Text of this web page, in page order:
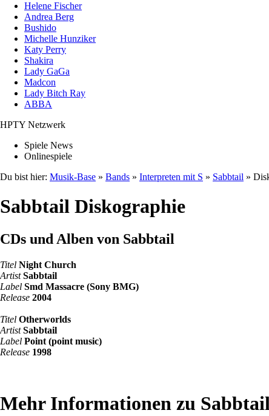
Helene Fischer
Andrea Berg
Bushido
Michelle Hunziker
Katy Perry
Shakira
Lady GaGa
Madcon
Lady Bitch Ray
ABBA
HPTY Netzwerk
Spiele News
Onlinespiele
Du bist hier: Musik-Base » Bands » Interpreten mit S » Sabbtail »
Sabbtail Diskographie
CDs und Alben von Sabbtail
Titel Night Church
Artist Sabbtail
Label Smd Massacre (Sony BMG)
Release 2004
Titel Otherworlds
Artist Sabbtail
Label Point (point music)
Release 1998
Mehr Informationen zu